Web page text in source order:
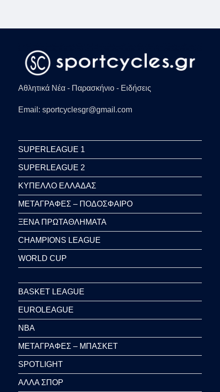
ΚΟΥΖΜΊΝΣΚΑΣ
Αθλητικά Νέα - Παρασκήνιο - Ειδήσεις
Email: sportcyclesgr@gmail.com
SUPERLEAGUE 1
SUPERLEAGUE 2
ΚΥΠΕΛΛΟ ΕΛΛΑΔΑΣ
ΜΕΤΑΓΡΑΦΕΣ – ΠΟΔΟΣΦΑΙΡΟ
ΞΕΝΑ ΠΡΩΤΑΘΛΗΜΑΤΑ
CHAMPIONS LEAGUE
WORLD CUP
BASKET LEAGUE
EUROLEAGUE
NBA
ΜΕΤΑΓΡΑΦΕΣ – ΜΠΑΣΚΕΤ
SPOTLIGHT
ΑΛΛΑ ΣΠΟΡ